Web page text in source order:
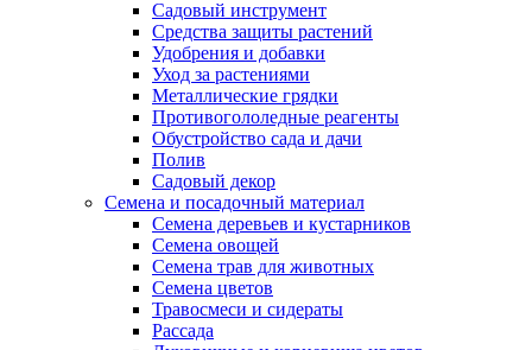
Садовый инструмент
Средства защиты растений
Удобрения и добавки
Уход за растениями
Металлические грядки
Противогололедные реагенты
Обустройство сада и дачи
Полив
Садовый декор
Семена и посадочный материал
Семена деревьев и кустарников
Семена овощей
Семена трав для животных
Семена цветов
Травосмеси и сидераты
Рассада